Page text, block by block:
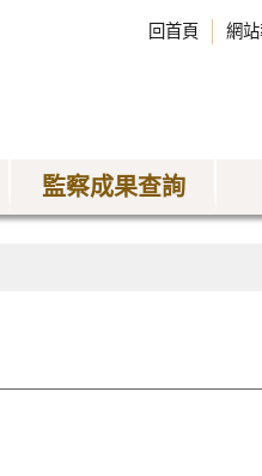
回首頁 網
監察成果查詢